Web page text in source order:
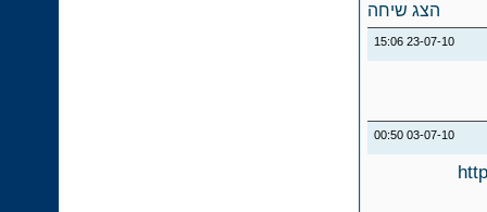
הצג שיחה
23-07-10
15:06
03-07-10
00:50